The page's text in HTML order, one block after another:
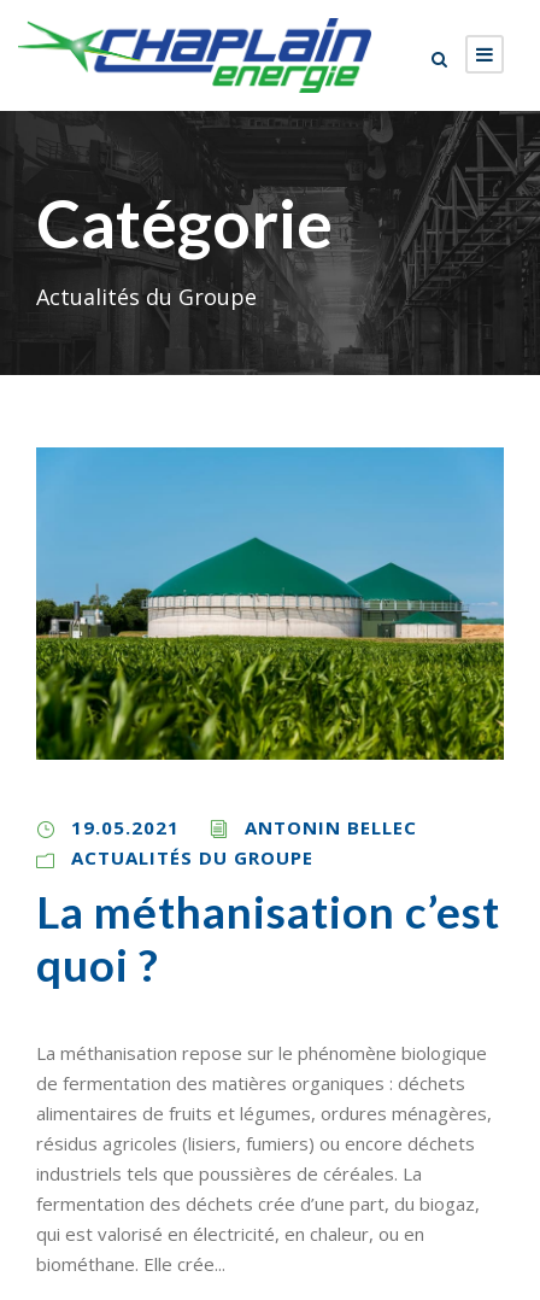
Catégorie
Actualités du Groupe
19.05.2021
ANTONIN BELLEC
ACTUALITÉS DU GROUPE
La méthanisation c’est
quoi ?
La méthanisation repose sur le phénomène biologique
de fermentation des matières organiques : déchets
alimentaires de fruits et légumes, ordures ménagères,
résidus agricoles (lisiers, fumiers) ou encore déchets
industriels tels que poussières de céréales. La
fermentation des déchets crée d’une part, du biogaz,
qui est valorisé en électricité, en chaleur, ou en
biométhane. Elle crée...